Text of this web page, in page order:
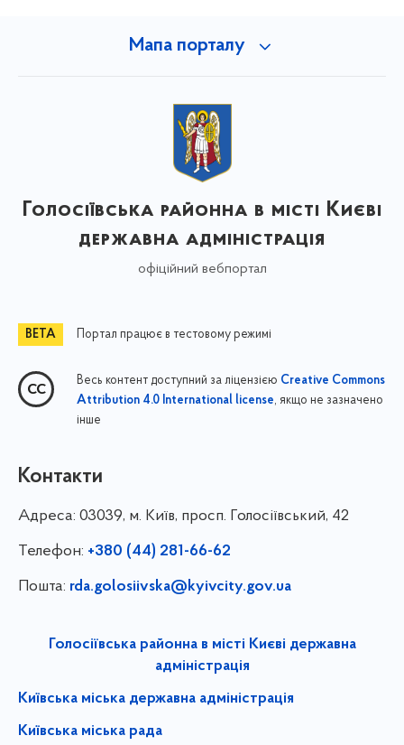
Мапа порталу
Голосіївська районна в місті Києві
державна адміністрація
офіційний вебпортал
Портал працює в тестовому режимі
Весь контент доступний за ліцензією Creative Commons
Attribution 4.0 International license, якщо не зазначено
інше
Контакти
Адреса: 03039, м. Київ, просп. Голосіївський, 42
Телефон: +380 (44) 281-66-62
Пошта: rda.golosiivska@kyivcity.gov.ua
Голосіївська районна в місті Києві державна
адміністрація
Київська міська державна адміністрація
Київська міська рада